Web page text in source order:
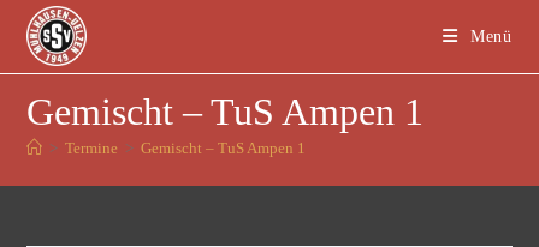
Menü
Gemischt – TuS Ampen 1
> Termine > Gemischt – TuS Ampen 1